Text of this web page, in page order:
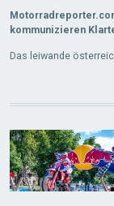
kommunizieren
Das leiwande